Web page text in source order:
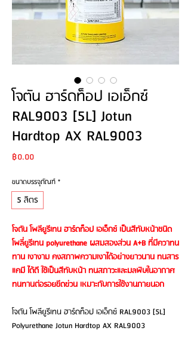
โจตัน ฮาร์ดท็อป เอเอ็กซ์
RAL9003 [5L] Jotun
Hardtop AX RAL9003
฿0.00Price
ขนาดบรรจุภัณฑ์ *
5 ลิตร
โจตัน โพลียูรีเทน ฮาร์ดท็อป เอเอ็กซ์ เป็นสีทับหน้าชนิด
โพลี่ยูรีเทน polyurethane ผสมสองส่วน A+B ที่มีควาทน
ทาน เงางาม คงสภาพความเงาได้อย่างยาวนาน ทนสาร
แคมี ได้ดี ใช้เป็นสีทับหน้า ทนสภาวะและมลพิษในอากาศ
ทนทานต่อรอยขีดข่วน เหมาะกับการใช้งานภายนอก
โจตัน โพลียูรีเทน ฮาร์ดท็อป เอเอ็กซ์ RAL9003 [5L]
Polyurethane Jotun Hardtop AX RAL9003